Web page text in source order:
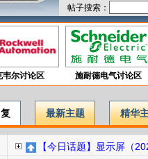
帖子搜索：
韦尔讨论区 施耐德电气讨论区
最新主题 精华
【今日话题】显示屏（